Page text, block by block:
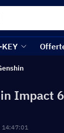
KEY
Impact
14:47:01